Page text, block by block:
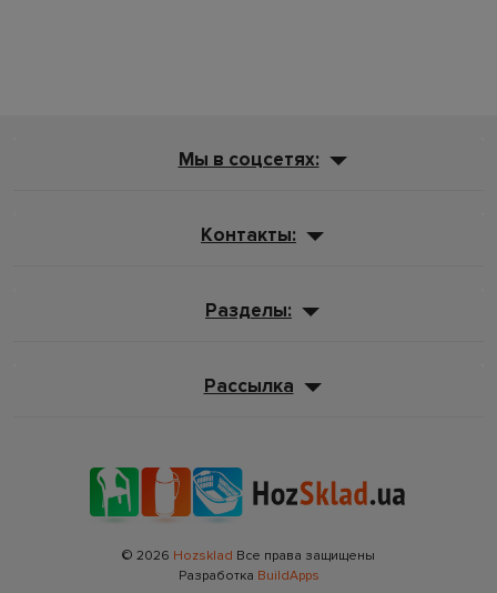
Мы в соцсетях:
Контакты:
Разделы:
Рассылка
© 2026 Hozsklad Все права защищены
Разработка BuildApps